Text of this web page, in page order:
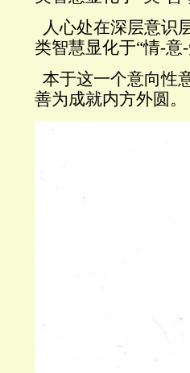
人心处在深层意识
类智慧显化于“情-意-
本于这一个意向性
善为成就内方外圆。